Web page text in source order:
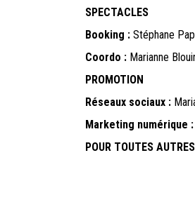
SPECTACLES
Booking : Stéphane
Coordo : Marianne
PROMOTION
Réseaux sociaux :
Marketing numérique :
POUR TOUTES